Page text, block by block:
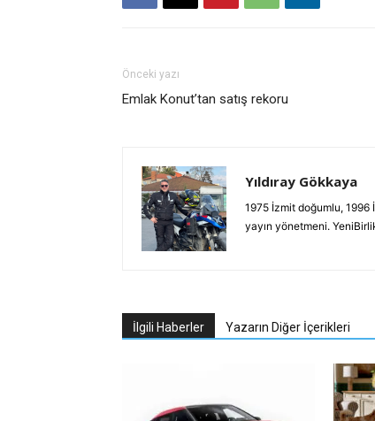
Önceki yazı
Emlak Konut’tan satış rekoru
Yıldıray Gökkaya
1975 İzmit doğumlu,
yayın yönetmeni.
İlgili Haberler Yazarın Diğer İçerikleri